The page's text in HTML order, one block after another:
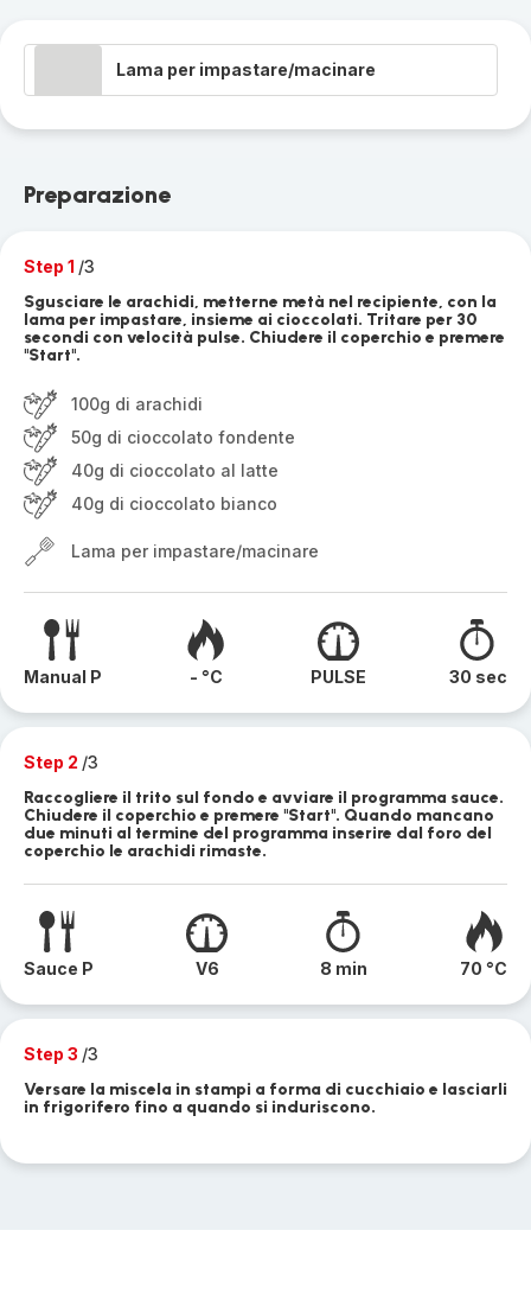
Lama per impastare/macinare
Preparazione
Step 1 /3
Sgusciare le arachidi, metterne metà nel recipiente, con la
lama per impastare, insieme ai cioccolati. Tritare per 30
secondi con velocità pulse. Chiudere il coperchio e premere
"Start".
100g di arachidi
50g di cioccolato fondente
40g di cioccolato al latte
40g di cioccolato bianco
Lama per impastare/macinare
Manual P - °C PULSE 30 sec
Step 2 /3
Raccogliere il trito sul fondo e avviare il programma sauce.
Chiudere il coperchio e premere "Start". Quando mancano
due minuti al termine del programma inserire dal foro del
coperchio le arachidi rimaste.
Sauce P V6 8 min 70 °C
Step 3 /3
Versare la miscela in stampi a forma di cucchiaio e lasciarli
in frigorifero fino a quando si induriscono.